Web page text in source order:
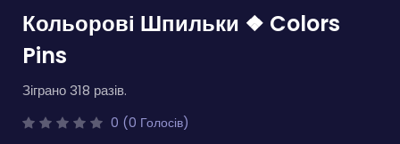
Кольорові Шпильки ❖ Colors
Pins
Зіграно 318 разів.
0 (0 Голосів)